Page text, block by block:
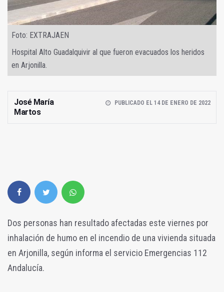
Foto: EXTRAJAEN
Hospital Alto Guadalquivir al que fueron evacuados los heridos
en Arjonilla.
José María
Martos
PUBLICADO EL 14 DE ENERO DE 2022
Dos personas han resultado afectadas este viernes por
inhalación de humo en el incendio de una vivienda situada
en Arjonilla, según informa el servicio Emergencias 112
Andalucía.